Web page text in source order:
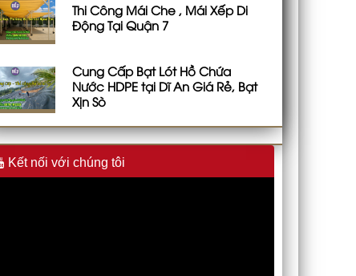
Thi Công Mái Che , Mái Xếp Di
Động Tại Quận 7
Cung Cấp Bạt Lót Hồ Chứa
Nước HDPE tại Dĩ An Giá Rẻ, Bạt
Xịn Sò
Kết nối với chúng tôi